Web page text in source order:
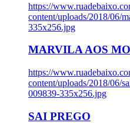
https://
content/uploads/2018/06/
335x256.jpg
MARVILA AOS
https://
content/uploads/2018/06/
009839-335x256.jpg
SAI PREGO